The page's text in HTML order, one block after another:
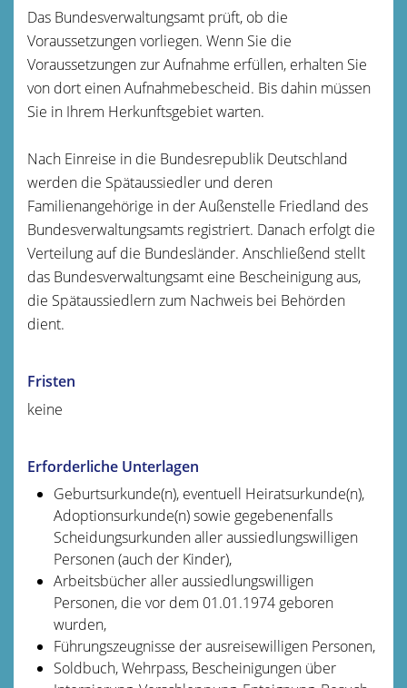
Das Bundesverwaltungsamt prüft, ob die
Voraussetzungen vorliegen. Wenn Sie die
Voraussetzungen zur Aufnahme erfüllen, erhalten Sie
von dort einen Aufnahmebescheid. Bis dahin müssen
Sie in Ihrem Herkunftsgebiet warten.
Nach Einreise in die Bundesrepublik Deutschland
werden die Spätaussiedler und deren
Familienangehörige in der Außenstelle Friedland des
Bundesverwaltungsamts registriert. Danach erfolgt die
Verteilung auf die Bundesländer. Anschließend stellt
das Bundesverwaltungsamt eine Bescheinigung aus,
die Spätaussiedlern zum Nachweis bei Behörden
dient.
Fristen
keine
Erforderliche Unterlagen
Geburtsurkunde(n), eventuell Heiratsurkunde(n),
Adoptionsurkunde(n) sowie gegebenenfalls
Scheidungsurkunden aller aussiedlungswilligen
Personen (auch der Kinder),
Arbeitsbücher aller aussiedlungswilligen
Personen, die vor dem 01.01.1974 geboren
wurden,
Führungszeugnisse der ausreisewilligen Personen,
Soldbuch, Wehrpass, Bescheinigungen über